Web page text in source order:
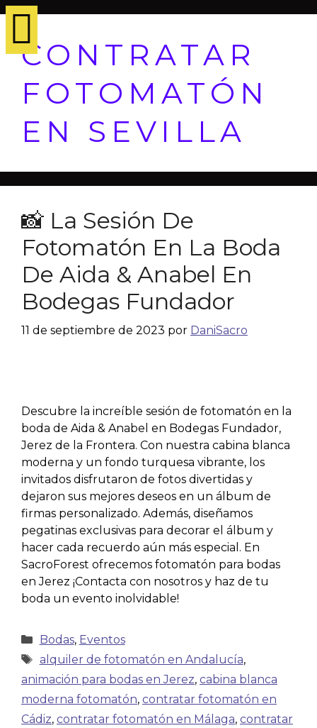
CONTRATAR
FOTOMATÓN
EN SEVILLA
📸 La Sesión De
Fotomatón En La Boda
De Aida & Anabel En
Bodegas Fundador
11 de septiembre de 2023 por DaniSacro
Descubre la increíble sesión de fotomatón en la
boda de Aida & Anabel en Bodegas Fundador,
Jerez de la Frontera. Con nuestra cabina blanca
moderna y un fondo turquesa vibrante, los
invitados disfrutaron de fotos divertidas y
dejaron sus mejores deseos en un álbum de
firmas personalizado. Además, diseñamos
pegatinas exclusivas para decorar el álbum y
hacer cada recuerdo aún más especial. En
SacroForest ofrecemos fotomatón para bodas
en Jerez ¡Contacta con nosotros y haz de tu
boda un evento inolvidable!
Bodas, Eventos
alquiler de fotomatón en Andalucía,
animación para bodas en Jerez, cabina blanca
moderna fotomatón, contratar fotomatón en
Cádiz, contratar fotomatón en Málaga, contratar